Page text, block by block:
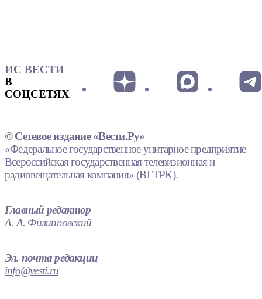
ИС ВЕСТИ
В
СОЦСЕТЯХ
© Сетевое издание «Вести.Ру»
«Федеральное государственное унитарное предприятие
Всероссийская государственная телевизионная и
радиовещательная компания» (ВГТРК).
Главный редактор
А. А. Филипповский
Эл. почта редакции
info@vesti.ru